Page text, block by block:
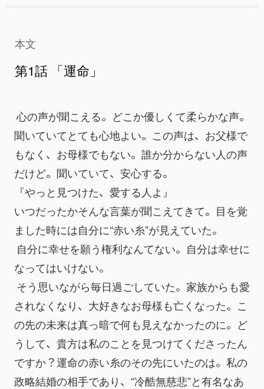
本文
第1話 「運命」
心の声が聞こえる。どこか優しくて柔らかな声。
聞いていてとても心地よい。この声は、お父様で
もなく、お母様でもない。誰か分からない人の声
だけど。聞いていて、安心する。
『やっと見つけた、愛する人よ』
いつだったかそんな言葉が聞こえてきて。目を覚
ました時には自分に“赤い糸”が見えていた。
自分に幸せを願う権利なんてない。自分は幸せに
なってはいけない。
そう思いながら毎日過ごしていた。家族からも愛
されなくなり、大好きなお母様も亡くなった。こ
の先の未来は真っ暗で何も見えなかったのに。ど
うして、貴方は私のことを見つけてくださったん
ですか？運命の赤い糸のその先にいたのは。私の
政略結婚の相手であり、“冷酷無慈悲”と有名なあ